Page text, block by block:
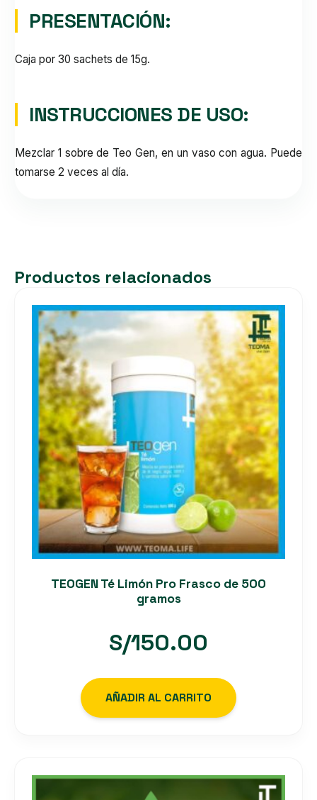
PRESENTACIÓN:
Caja por 30 sachets de 15g.
INSTRUCCIONES DE USO:
Mezclar 1 sobre de Teo Gen, en un vaso con agua. Puede
tomarse 2 veces al día.
Productos relacionados
TEOGEN Té Limón Pro Frasco de 500
gramos
S/150.00
AÑADIR AL CARRITO